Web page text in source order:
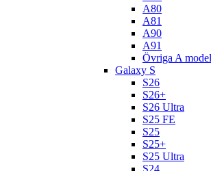
A80
A81
A90
A91
Övriga A
Galaxy S
S26
S26+
S26 Ultra
S25 FE
S25
S25+
S25 Ultra
S24